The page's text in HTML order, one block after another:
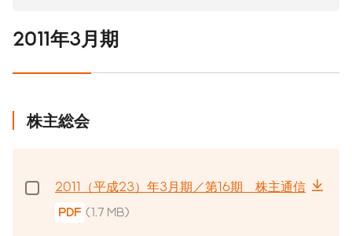
2011年3月期
株主総会
2011（平成23）年3月期／第16期 株主通信
PDF (1.7 MB)